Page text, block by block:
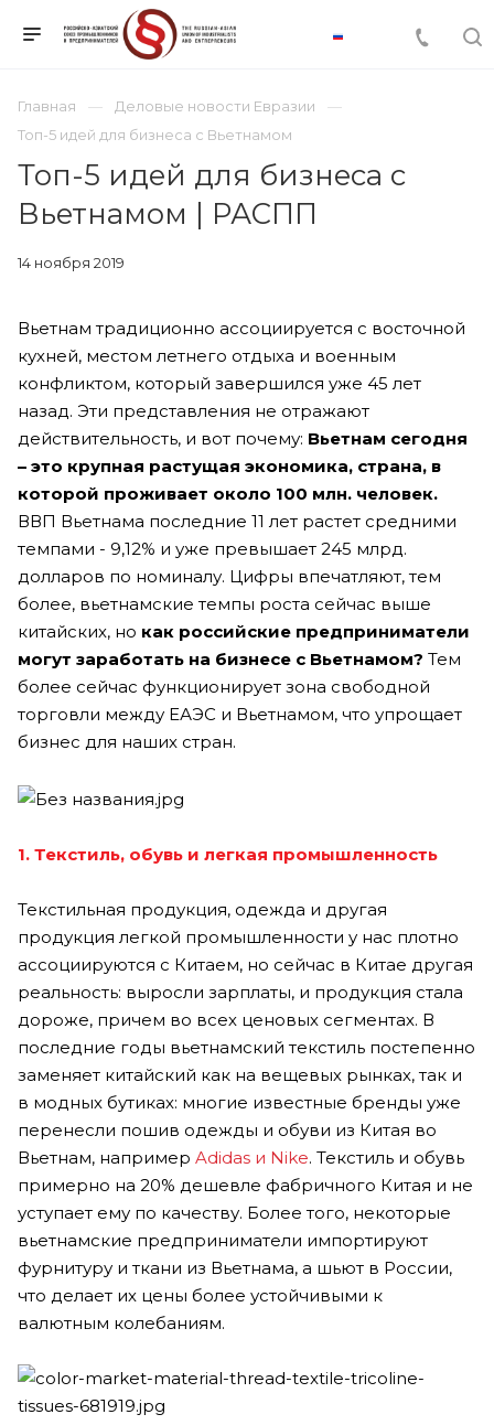
Главная
Деловые новости Евразии
Топ-5 идей для бизнеса с Вьетнамом
Топ-5 идей для бизнеса с
Вьетнамом | РАСПП
14 ноября 2019
Вьетнам традиционно ассоциируется с восточной
кухней, местом летнего отдыха и военным
конфликтом, который завершился уже 45 лет
назад. Эти представления не отражают
действительность, и вот почему: Вьетнам сегодня
– это крупная растущая экономика, страна, в
которой проживает около 100 млн. человек.
ВВП Вьетнама последние 11 лет растет средними
темпами - 9,12% и уже превышает 245 млрд.
долларов по номиналу. Цифры впечатляют, тем
более, вьетнамские темпы роста сейчас выше
китайских, но как российские предприниматели
могут заработать на бизнесе с Вьетнамом? Тем
более сейчас функционирует зона свободной
торговли между ЕАЭС и Вьетнамом, что упрощает
бизнес для наших стран.
1. Текстиль, обувь и легкая промышленность
Текстильная продукция, одежда и другая
продукция легкой промышленности у нас плотно
ассоциируются с Китаем, но сейчас в Китае другая
реальность: выросли зарплаты, и продукция стала
дороже, причем во всех ценовых сегментах. В
последние годы вьетнамский текстиль постепенно
заменяет китайский как на вещевых рынках, так и
в модных бутиках: многие известные бренды уже
перенесли пошив одежды и обуви из Китая во
Вьетнам, например Adidas и Nike. Текстиль и обувь
примерно на 20% дешевле фабричного Китая и не
уступает ему по качеству. Более того, некоторые
вьетнамские предприниматели импортируют
фурнитуру и ткани из Вьетнама, а шьют в России,
что делает их цены более устойчивыми к
валютным колебаниям.